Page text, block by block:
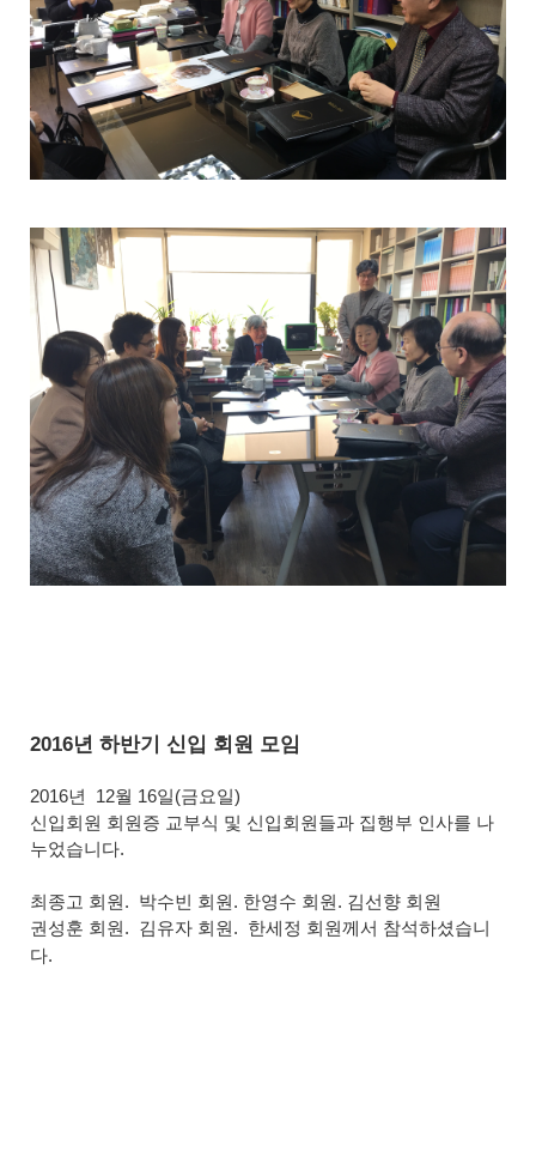
2016년 하반기 신입 회원 모임
2016년 12월 16일(금요일)
신입회원 회원증 교부식 및 신입회원들과 집행부 인사를 나
누었습니다.
최종고 회원. 박수빈 회원. 한영수 회원. 김선향 회원
권성훈 회원. 김유자 회원. 한세정 회원께서 참석하셨습니
다.